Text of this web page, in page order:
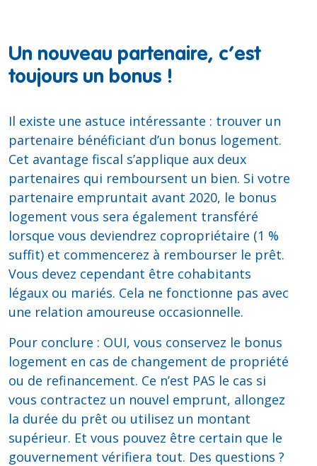
Un nouveau partenaire, c’est
toujours un bonus !
Il existe une astuce intéressante : trouver un
partenaire bénéficiant d’un bonus logement.
Cet avantage fiscal s’applique aux deux
partenaires qui remboursent un bien. Si votre
partenaire empruntait avant 2020, le bonus
logement vous sera également transféré
lorsque vous deviendrez copropriétaire (1 %
suffit) et commencerez à rembourser le prêt.
Vous devez cependant être cohabitants
légaux ou mariés. Cela ne fonctionne pas avec
une relation amoureuse occasionnelle.
Pour conclure : OUI, vous conservez le bonus
logement en cas de changement de propriété
ou de refinancement. Ce n’est PAS le cas si
vous contractez un nouvel emprunt, allongez
la durée du prêt ou utilisez un montant
supérieur. Et vous pouvez être certain que le
gouvernement vérifiera tout. Des questions ?